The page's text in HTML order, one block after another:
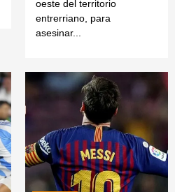
oeste del territorio
entrerriano, para
asesinar...